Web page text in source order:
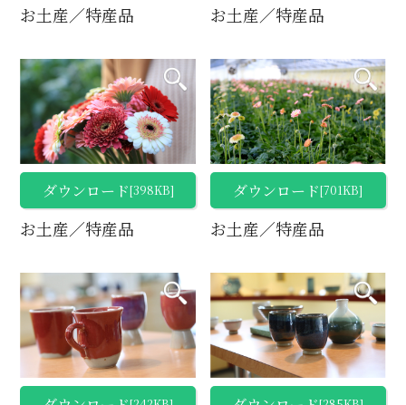
お土産／特産品 お土産／特産品
ダウンロード[398KB]
お土産／特産品
ダウンロード[701KB]
お土産／特産品